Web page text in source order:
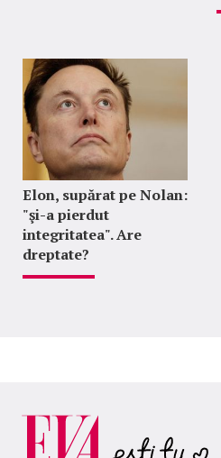
Elon, supărat pe Nolan:
"şi-a pierdut
integritatea". Are
dreptate?